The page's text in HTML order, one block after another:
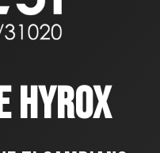
HYROX